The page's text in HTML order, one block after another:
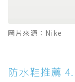
圖片來源：Nike
防水鞋推薦 4.